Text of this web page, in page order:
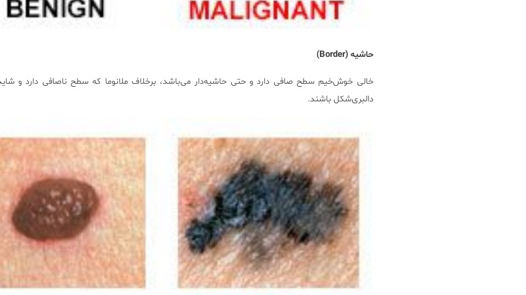
حاشیه (Border
)
خالی خوش‌خیم سطح صافی دارد و حتی حاشیه‌دار می‌باشد، برخلاف ملانوما که سطح ناصافی دارد و
دالبری‌شکل باشند.